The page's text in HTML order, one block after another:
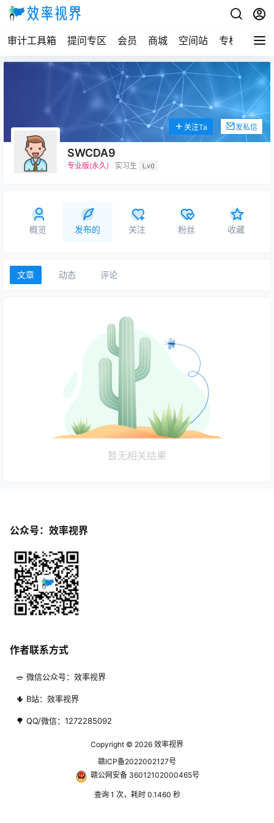
审计工具箱 提问专区 会员 商城 空间站 专栏
SWCDA9
专业版(永久) 实习生 Lv0
关注Ta 发私信
概览 发布的 关注 粉丝 收藏
文章 动态 评论
暂无相关结果
公众号：效率视界
作者联系方式
🥗 微信公众号：效率视界
🌵 B站：效率视界
🌳 QQ/微信：1272285092
Copyright © 2026 效率视界
赣ICP备2022002127号
赣公网安备 36012102000465号
查询 1 次，耗时 0.1460 秒